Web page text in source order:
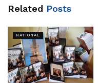
Related Posts
NATIONAL